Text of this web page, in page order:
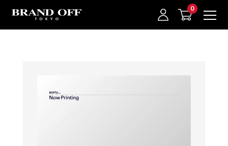
中古名牌業界No.1的BRAND OFF。BRAND OFF官網購物/h1>
登入/註冊